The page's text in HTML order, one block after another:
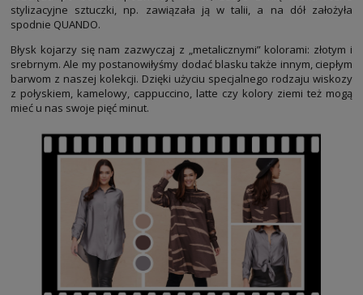
stylizacyjne sztuczki, np. zawiązała ją w talii, a na dół założyła
spodnie QUANDO.
Błysk kojarzy się nam zazwyczaj z „metalicznymi” kolorami: złotym i
srebrnym. Ale my postanowiłyśmy dodać blasku także innym, ciepłym
barwom z naszej kolekcji. Dzięki użyciu specjalnego rodzaju wiskozy
z połyskiem, kamelowy, cappuccino, latte czy kolory ziemi też mogą
mieć u nas swoje pięć minut.